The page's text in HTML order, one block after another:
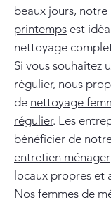
beaux jours, notre
printemps est
nettoyage
Si vous souhaitez
régulier, nous
de nettoyage
régulier. Les
bénéficier de
entretien ménager
locaux propres et
Nos femmes de